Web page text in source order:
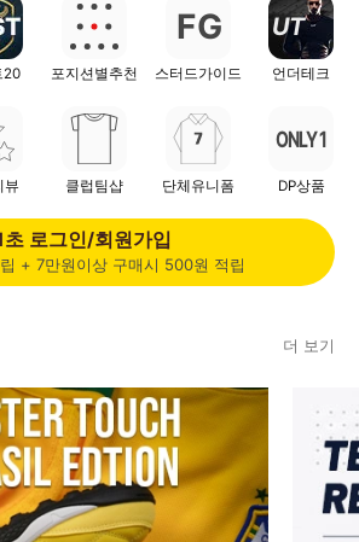
20 포지션별추천
FG
스터드가이드
UT
언더테크
뷰 클럽팀샵 단체유니폼
ONLY 1
DP상품
초 로그인/회원가입
+ 7만원이상 구매시 500원 적립
더 보기